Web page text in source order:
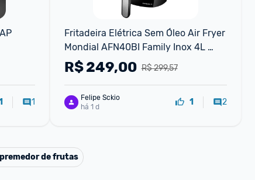
1
Fritadeira Elétrica Sem Óleo Air Fryer
Mondial AFN40BI Family Inox 4L
PretaInox - 110V
R$ 299,57
R$249,00
Felipe Sckio
há 1 d
1 2
de frutas